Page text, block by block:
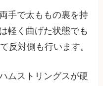
手で太ももの裏を持
軽く曲げた状態でも
反対側も行います。
ムストリングスが硬